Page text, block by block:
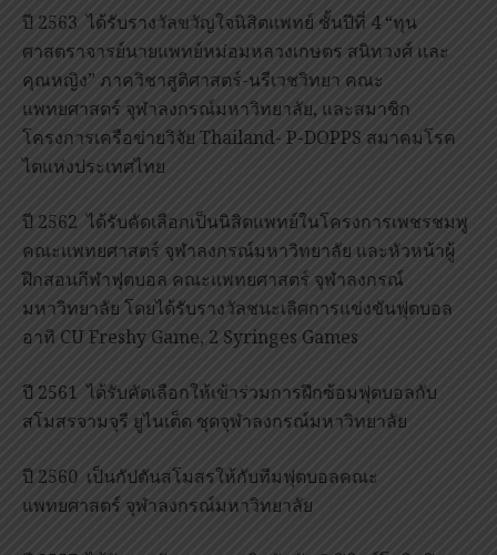
ปี 2563 ได้รับรางวัลขวัญใจนิสิตแพทย์ ชั้นปีที่ 4 “ทุน
ศาสตราจารย์นายแพทย์หม่อมหลวงเกษตร สนิทวงศ์ และ
คุณหญิง” ภาควิชาสูติศาสตร์-นรีเวชวิทยา คณะ
แพทยศาสตร์ จุฬาลงกรณ์มหาวิทยาลัย, และสมาชิก
โครงการเครือข่ายวิจัย Thailand- P-DOPPS สมาคมโรค
ไตแห่งประเทศไทย
ปี 2562 ได้รับคัดเลือกเป็นนิสิตแพทย์ในโครงการเพชรชมพู
คณะแพทยศาสตร์ จุฬาลงกรณ์มหาวิทยาลัย และหัวหน้าผู้
ฝึกสอนกีฬาฟุตบอล คณะแพทยศาสตร์ จุฬาลงกรณ์
มหาวิทยาลัย โดยได้รับรางวัลชนะเลิศการแข่งขันฟุตบอล
อาทิ CU Freshy Game, 2 Syringes Games
ปี 2561 ได้รับคัดเลือกให้เข้าร่วมการฝึกซ้อมฟุตบอลกับ
สโมสรจามจุรี ยูไนเต็ด ชุดจุฬาลงกรณ์มหาวิทยาลัย
ปี 2560 เป็นกัปตันสโมสรให้กับทีมฟุตบอลคณะ
แพทยศาสตร์ จุฬาลงกรณ์มหาวิทยาลัย